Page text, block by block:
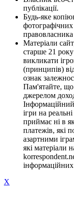
публікації.
Будь-яке
фотографічних
Матеріали
старше 21
викликати
(принципів)
ознак
Пам'ятайте, що
джерелом
ігри на
приймає ні в
платежів, які
азартними
які матеріали
інформаційних
X